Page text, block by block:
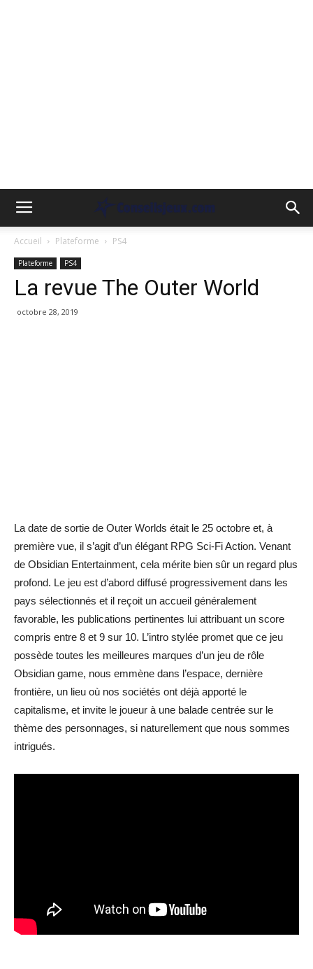
Accueil Plateforme PS4
Plateforme PS4
La revue The Outer World
octobre 28, 2019
La date de sortie de Outer Worlds était le 25 octobre et, à
première vue, il s’agit d’un élégant RPG Sci-Fi Action. Venant
de Obsidian Entertainment, cela mérite bien sûr un regard plus
profond. Le jeu est d’abord diffusé progressivement dans les
pays sélectionnés et il reçoit un accueil généralement
favorable, les publications pertinentes lui attribuant un score
compris entre 8 et 9 sur 10. L’intro stylée promet que ce jeu
possède toutes les meilleures marques d’un jeu de rôle
Obsidian game, nous emmène dans l’espace, dernière
frontière, un lieu où nos sociétés ont déjà apporté le
capitalisme, et invite le joueur à une balade centrée sur le
thème des personnages, si naturellement que nous sommes
intrigués.